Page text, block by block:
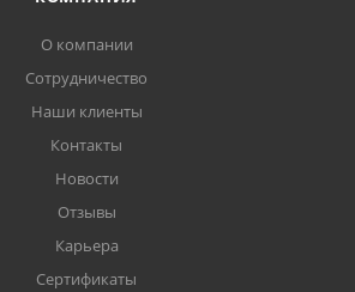
О компании
Сотрудничество
Наши клиенты
Контакты
Новости
Отзывы
Карьера
Сертификаты